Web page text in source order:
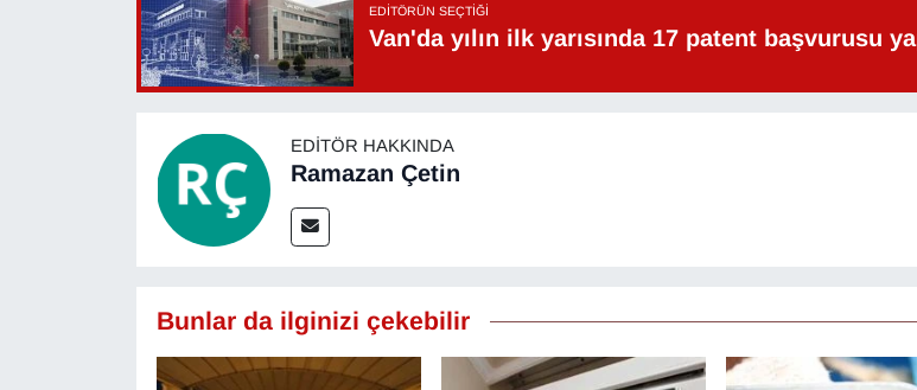
EDITÖRÜN SEÇTIĞI
Van'da yılın ilk yarısında 17 patent başvurusu
EDITÖR HAKKINDA
Ramazan Çetin
Bunlar da ilginizi çekebilir